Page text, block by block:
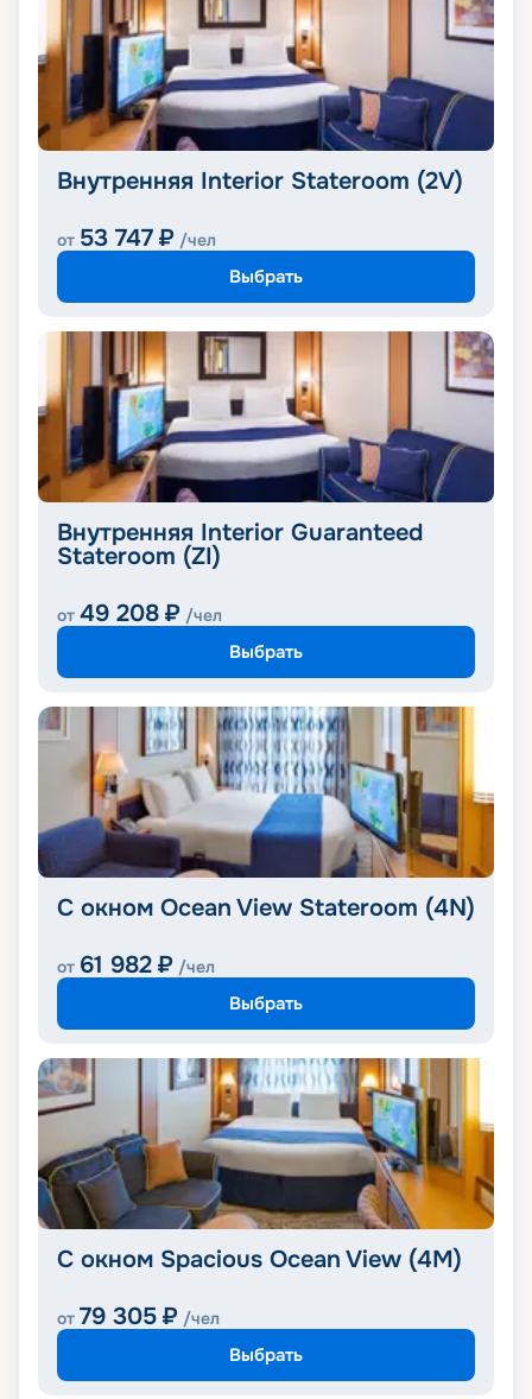
Внутренняя Interior Stateroom (2V)
от 53 747 ₽ /чел
Выбрать
Внутренняя Interior Guaranteed
Stateroom (ZI)
от 49 208 ₽ /чел
Выбрать
С окном Ocean View Stateroom (4N)
от 61 982 ₽ /чел
Выбрать
С окном Spacious Ocean View (4M)
от 79 305 ₽ /чел
Выбрать